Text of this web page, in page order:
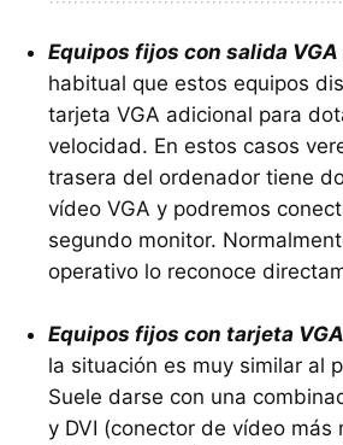
Equipos fijos con salida VGA
habitual que estos equipos
tarjeta VGA adicional para
velocidad. En estos casos
trasera del ordenador tiene
vídeo VGA y podremos
segundo monitor.
operativo lo reconoce
Equipos fijos con tarjeta VGA
la situación es muy similar al
Suele darse con una
y DVI (conector de vídeo más